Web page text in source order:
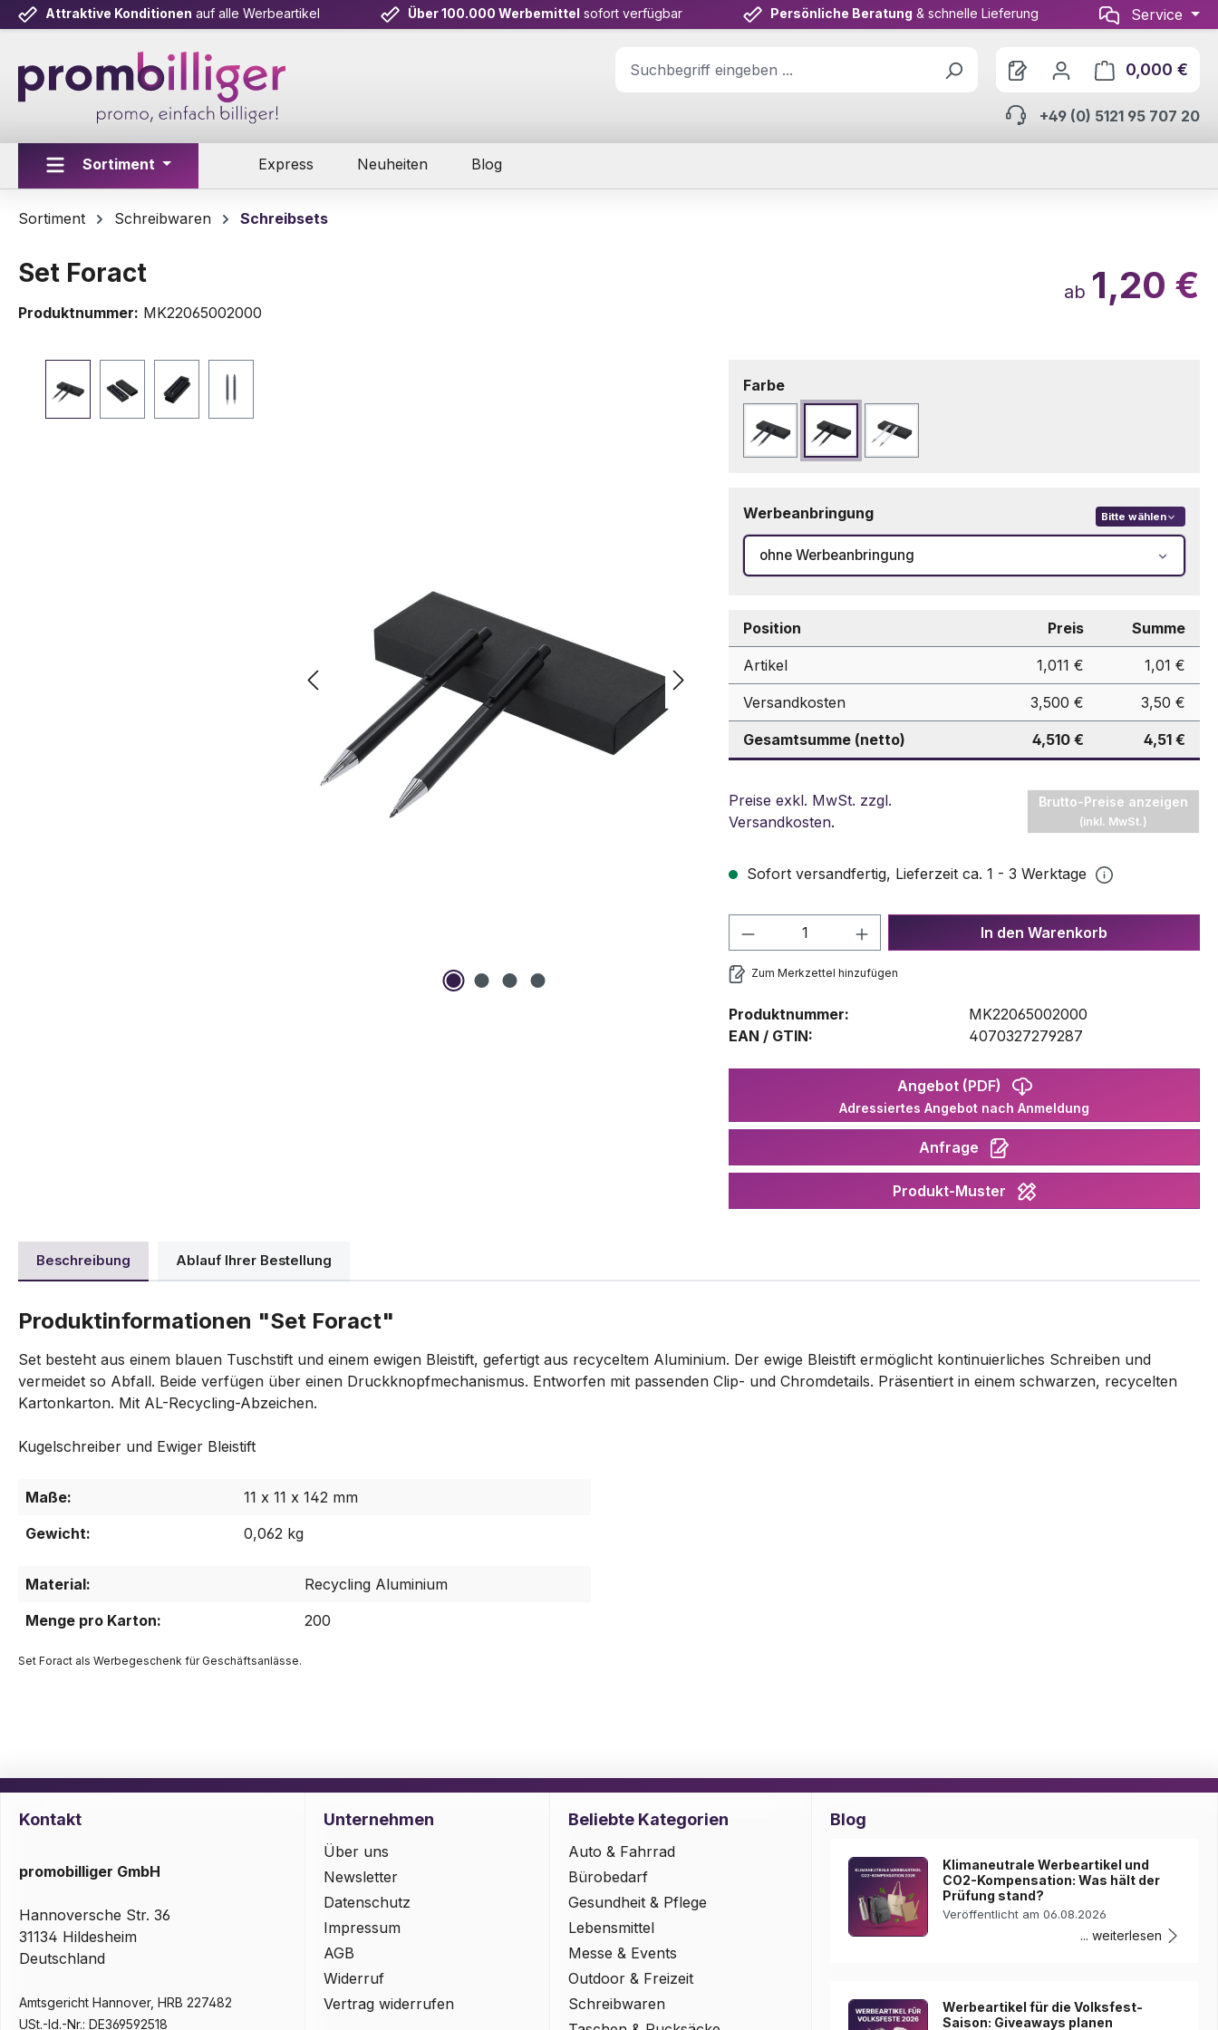
Hauptinhalt springen
Zur Suche springen
Zur Hauptnavigation springen
Attraktive Konditionen auf alle Werbeartikel Über 100.000 Werbemittel sofort verfügbar Persönliche Beratung & schnelle Lieferung Service
0,000 €
+49 (0) 5121 95 707 20
Sortiment Express Neuheiten Blog
Sortiment Schreibwaren Schreibsets
Set Foract
Produktnummer: MK22065002000
ab 1,20 €
Farbeauswählen
MarineblauSchwarzWeiß
Werbeanbringung Bitte wählen
ohne Werbeanbringung
Position Preis Summe
Artikel 1,011 € 1,01 €
Versandkosten 3,500 € 3,50 €
Gesamtsumme (netto) 4,510 € 4,51 €
Preise exkl. MwSt. zzgl.
Versandkosten.
Brutto-Preise anzeigen
(inkl. MwSt.)
Sofort versandfertig, Lieferzeit ca. 1 - 3 Werktage
Produkt Anzahl: Gib den gewünschten Wert
In den Warenkorb
Zum Merkzettel hinzufügen
Produktnummer:
MK22065002000
EAN / GTIN:
4070327279287
Angebot (PDF)
Adressiertes Angebot nach Anmeldung
Anfrage
Produkt-Muster
Beschreibung Ablauf Ihrer Bestellung
Produktinformationen "Set Foract"
Set besteht aus einem blauen Tuschstift und einem ewigen Bleistift, gefertigt aus recyceltem Aluminium. Der ewige Bleistift ermöglicht kontinuierliches Schreiben und
vermeidet so Abfall. Beide verfügen über einen Druckknopfmechanismus. Entworfen mit passenden Clip- und Chromdetails. Präsentiert in einem schwarzen, recycelten
Kartonkarton. Mit AL-Recycling-Abzeichen.
Kugelschreiber und Ewiger Bleistift
Maße:
11 x 11 x 142 mm
Gewicht:
0,062 kg
Material:
Recycling Aluminium
Menge pro Karton:
200
Set Foract als Werbegeschenk für Geschäftsanlässe.
Kontakt
promobilliger GmbH
Hannoversche Str. 36
31134 Hildesheim
Deutschland
Amtsgericht Hannover, HRB 227482
USt.-Id.-Nr.: DE369592518
Unternehmen
Über uns
Newsletter
Datenschutz
Impressum
AGB
Widerruf
Vertrag widerrufen
Beliebte Kategorien
Auto & Fahrrad
Bürobedarf
Gesundheit & Pflege
Lebensmittel
Messe & Events
Outdoor & Freizeit
Schreibwaren
Blog
Klimaneutrale Werbeartikel und
CO2-Kompensation: Was hält der
Prüfung stand?
Veröffentlicht am 06.08.2026
... weiterlesen
Werbeartikel für die Volksfest-
Saison: Giveaways planen